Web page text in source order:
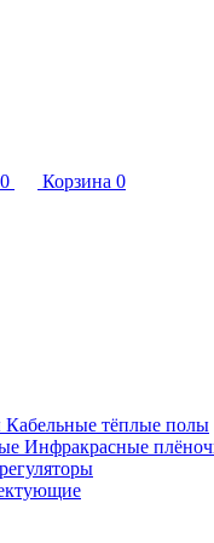
0 Корзина 0
Кабельные тёплые полы
Инфракрасные